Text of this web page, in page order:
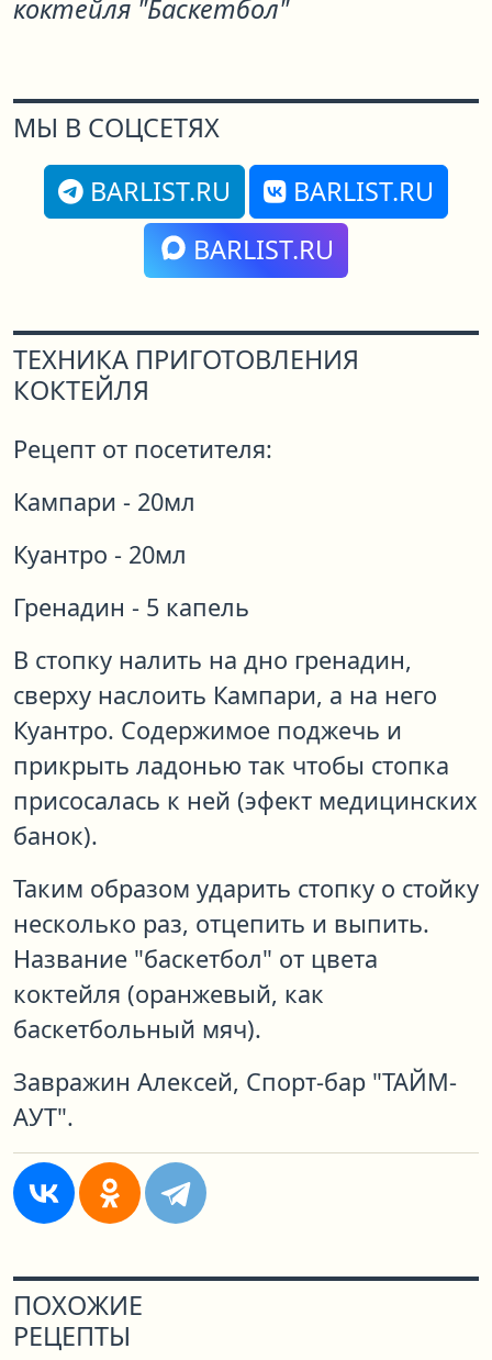
коктейля "Баскетбол"
МЫ В СОЦСЕТЯХ
BARLIST.RU
BARLIST.RU
BARLIST.RU
ТЕХНИКА ПРИГОТОВЛЕНИЯ
КОКТЕЙЛЯ
Рецепт от посетителя:
Кампари - 20мл
Куантро - 20мл
Гренадин - 5 капель
В стопку налить на дно гренадин,
сверху наслоить Кампари, а на него
Куантро. Содержимое поджечь и
прикрыть ладонью так чтобы стопка
присосалась к ней (эфект медицинских
банок).
Таким образом ударить стопку о стойку
несколько раз, отцепить и выпить.
Название "баскетбол" от цвета
коктейля (оранжевый, как
баскетбольный мяч).
Завражин Алексей, Спорт-бар "ТАЙМ-
АУТ".
ПОХОЖИЕ
РЕЦЕПТЫ